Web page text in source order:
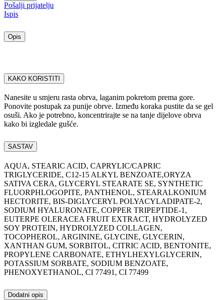
Pošalji prijatelju
Ispis
Opis
KAKO KORISTITI
Nanesite u smjeru rasta obrva, laganim pokretom prema gore.
Ponovite postupak za punije obrve. Između koraka pustite da se gel
osuši. Ako je potrebno, koncentrirajte se na tanje dijelove obrva
kako bi izgledale gušće.
SASTAV
AQUA, STEARIC ACID, CAPRYLIC/CAPRIC
TRIGLYCERIDE, C12-15 ALKYL BENZOATE,ORYZA
SATIVA CERA, GLYCERYL STEARATE SE, SYNTHETIC
FLUORPHLOGOPITE, PANTHENOL, STEARALKONIUM
HECTORITE, BIS-DIGLYCERYL POLYACYLADIPATE-2,
SODIUM HYALURONATE, COPPER TRIPEPTIDE-1,
EUTERPE OLERACEA FRUIT EXTRACT, HYDROLYZED
SOY PROTEIN, HYDROLYZED COLLAGEN,
TOCOPHEROL, ARGININE, GLYCINE, GLYCERIN,
XANTHAN GUM, SORBITOL, CITRIC ACID, BENTONITE,
PROPYLENE CARBONATE, ETHYLHEXYLGLYCERIN,
POTASSIUM SORBATE, SODIUM BENZOATE,
PHENOXYETHANOL, CI 77491, CI 77499
Dodatni opis